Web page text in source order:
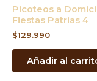
Picoteos a
Fiestas Patrias 4
$129.990
Añadir al